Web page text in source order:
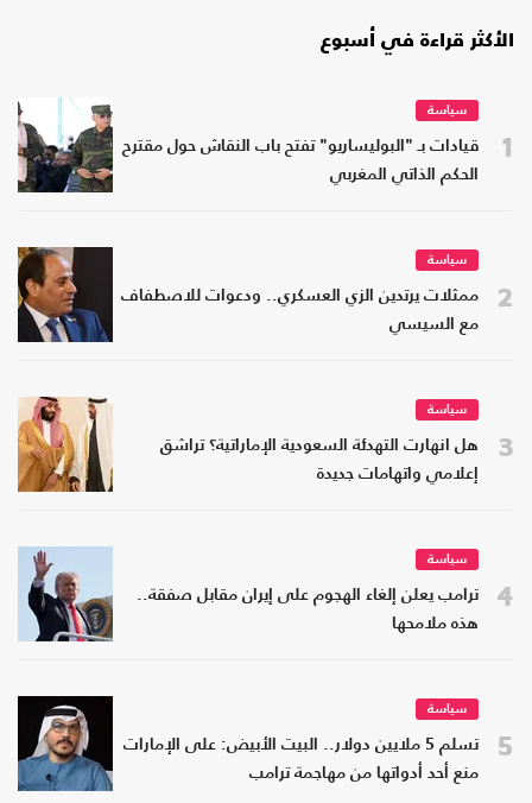
الأكثر قراءة في أسبوع
1
سياسة
قيادات بـ "البوليساريو" تفتح باب النقاش حول مقترح
الحكم الذاتي المغربي
2
سياسة
ممثلات يرتدين الزي العسكري.. ودعوات للاصطفاف
مع السيسي
3
سياسة
هل انهارت التهدئة السعودية الإماراتية؟ تراشق
إعلامي واتهامات جديدة
4
سياسة
ترامب يعلن إلغاء الهجوم على إيران مقابل صفقة..
هذه ملامحها
5
سياسة
تسلم 5 ملايين دولار.. البيت الأبيض: على الإمارات
منع أحد أدواتها من مهاجمة ترامب